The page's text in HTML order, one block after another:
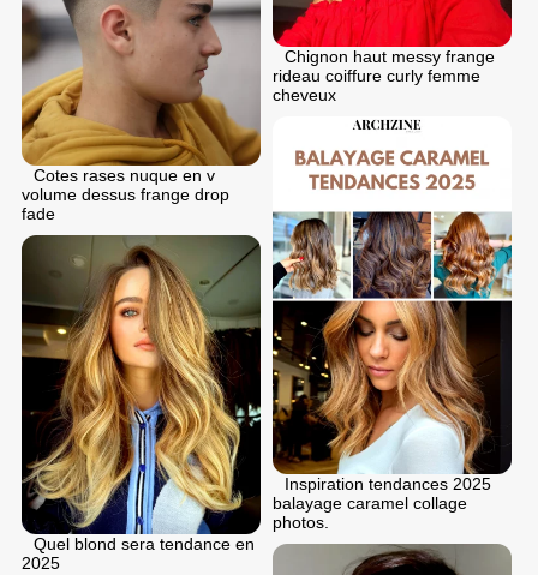
Chignon haut messy frange
rideau coiffure curly femme
cheveux
Cotes rases nuque en v
volume dessus frange drop
fade
Inspiration tendances 2025
balayage caramel collage
photos.
Quel blond sera tendance en
2025